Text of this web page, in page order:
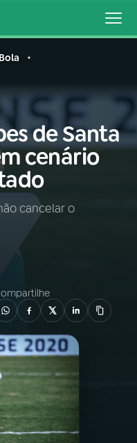
de Santa
cenário
cancelar o